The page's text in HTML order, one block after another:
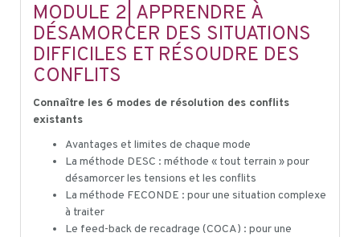
MODULE 2| APPRENDRE À
DÉSAMORCER DES SITUATIONS
DIFFICILES ET RÉSOUDRE DES
CONFLITS
Connaître les 6 modes de résolution des conflits
existants
Avantages et limites de chaque mode
La méthode DESC : méthode « tout terrain » pour
désamorcer les tensions et les conflits
La méthode FECONDE : pour une situation complexe
à traiter
Le feed-back de recadrage (COCA) : pour une